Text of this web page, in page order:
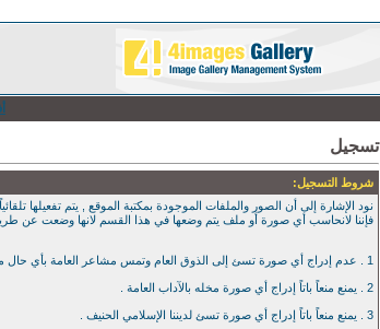
تسجيل
شروط التسجيل:
نود الإشارة إلى أن الصور والملفات الموجودة بمكتبة الموقع , يتم تفعيلها
فإننا لانحاسب أي صورة أو ملف يتم وضعها في هذا القسم لانها وضعت عن
1 . عدم إدراج أي صورة تسئ إلى الذوق العام وتمس مشاعر العامة بأي حال من الآحوال .
2 . يمنع منعاً باتاً إدراج أي صورة مخله بالآداب العامة .
3 . يمنع منعاً باتاً إدراج أي صورة تسئ لديننا الإسلامي الحنيف .